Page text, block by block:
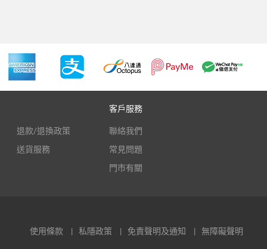
退款/退換政策
送貨服務
客戶服務
聯絡我們
常見問題
門市有關
使用條款 私隱政策 免責聲明及通知 無障礙聲明